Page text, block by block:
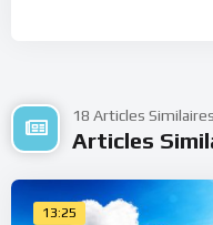
18 Articles Similaires
Articles
13:25